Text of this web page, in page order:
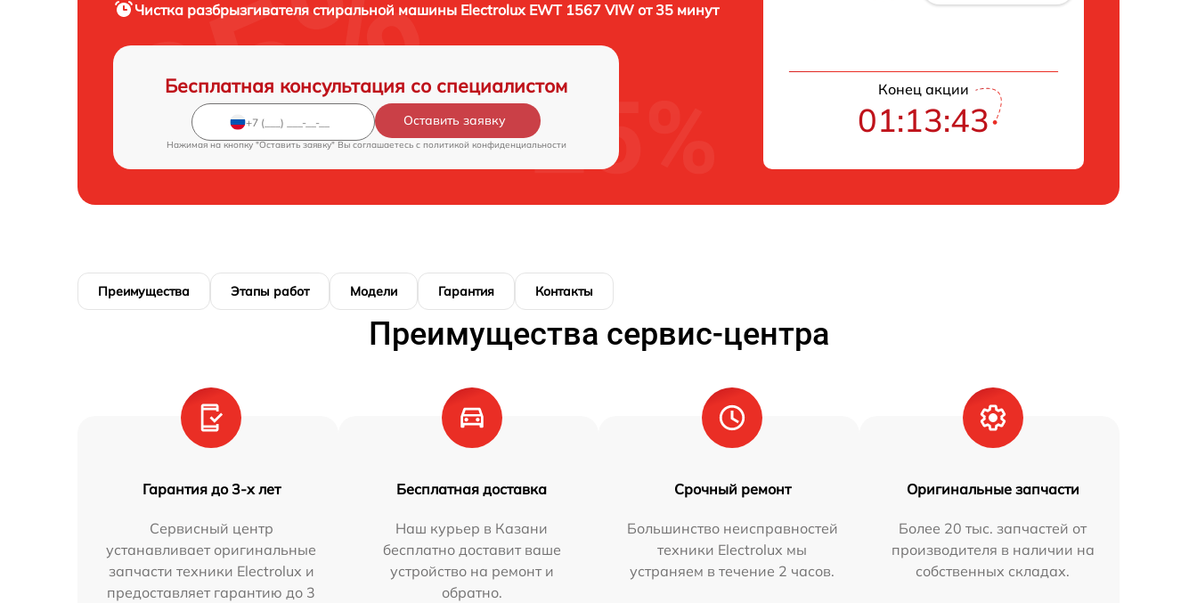
Чистка разбрызгивателя стиральной машины Electrolux EWT 1567 VIW от 35 минут
Бесплатная консультация со специалистом
Оставить заявку
Нажимая на кнопку "Оставить заявку" Вы соглашаетесь c политикой конфиденциальности
Конец акции
01:13:42
Преимущества Этапы работ Модели Гарантия Контакты
Преимущества сервис-центра
Гарантия до 3-х лет
Сервисный центр
устанавливает оригинальные
запчасти техники Electrolux и
предоставляет гарантию до 3
Бесплатная доставка
Наш курьер в Казани
бесплатно доставит ваше
устройство на ремонт и
обратно.
Срочный ремонт
Большинство неисправностей
техники Electrolux мы
устраняем в течение 2 часов.
Оригинальные запчасти
Более 20 тыс. запчастей от
производителя в наличии на
собственных складах.